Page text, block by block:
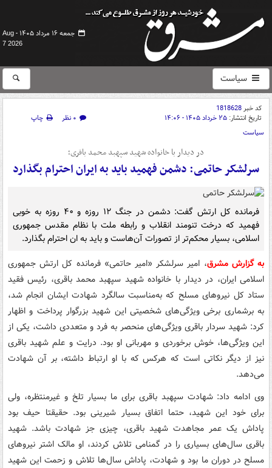
جمعه ۱۶ مرداد ۱۴۰۵ -
Aug
7 2026
سیاست
کد خبر1818628
تاریخ انتشار: ۲۵ خرداد ۱۴۰۵ - ۱۴:۰۶ ۰ نظر
چاپ
سیاست
در دیدار با خانواده شهید سپهبد محمد باقری؛
سرلشکر حاتمی: دشمن فهمید باید به ایران احترام بگذارد
فرمانده کل ارتش گفت: دشمن در جنگ ۱۲ روزه و ۴۰ روزه به خوبی
فهمید که درخت تنومند انقلاب و رابطه ملت با نظام مقدس جمهوری
اسلامی، بسیار محکم‌تر از تصورات آن‌هاست و باید به ان احترام بگذارد.
به گزارش مشرق، امیر سرلشکر «امیر حاتمی» فرمانده کل ارتش جمهوری
اسلامی ایران، در دیدار با خانواده شهید سپهبد محمد باقری، رئیس فقید
ستاد کل نیروهای مسلح که به‌مناسبت سالگرد شهادت ایشان انجام شد،
به برشماری برخی ویژگی‌های شخصیتی این شهید بزرگوار پرداخت و اظهار
کرد: شهید سردار باقری ویژگی‌های منحصر به فرد و متعددی داشت، یکی از
این ویژگی‌ها، خوش برخوردی و مهربانی او بود. درایت و علم شهید باقری
نیز از دیگر نکاتی است که هرکس که با او ارتباط داشته، بر آن شهادت
می‌دهد.
وی ادامه داد: شهادت سپهبد باقری برای ما بسیار تلخ و غیرمنتظره، ولی
برای خود این شهید، حتما اتفاق بسیار شیرینی بود. حقیقتا حیف بود
پاداش یک عمر مجاهدت شهید باقری، چیزی جز شهادت باشد. شهید
باقری سال‌های بسیاری را در گمنامی تلاش کردند، او مالک اشتر نیروهای
مسلح در دوران ما بود و شهادت، پاداش سال‌ها تلاش و زحمت این شهید